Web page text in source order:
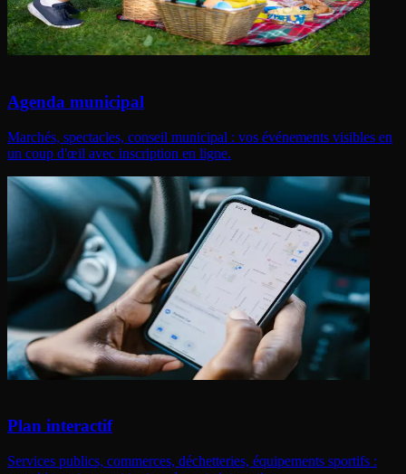
Agenda municipal
Marchés, spectacles, conseil municipal : vos événements visibles en
un coup d'œil avec inscription en ligne.
Plan interactif
Services publics, commerces, déchetteries, équipements sportifs :